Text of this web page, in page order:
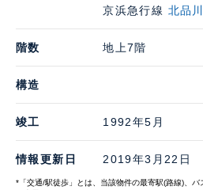
京浜急行線 北品
階数 地上7階
構造
竣工 1992年5月
情報更新日 2019年3月22日
*「交通/駅徒歩」とは、当該物件の最寄駅(路線)、